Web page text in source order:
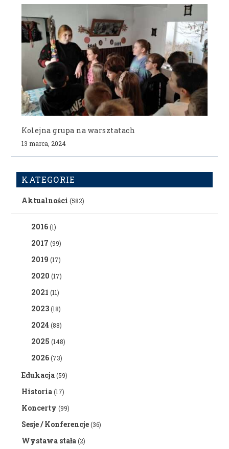
Kolejna grupa na warsztatach
13 marca, 2024
KATEGORIE
Aktualności (582)
2016(1)
2017 (99)
2019 (17)
2020 (17)
2021 (11)
2023(18)
2024 (88)
2025 (148)
2026(73)
Edukacja(59)
Historia(17)
Koncerty (99)
Sesje / Konferencje(36)
Wystawa stała(2)